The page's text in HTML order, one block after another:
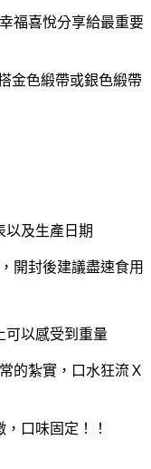
福喜悅分享給最重要
金色緞帶或銀色緞帶
以及生產日期
開封後建議盡速食用
可以感受到重量
的紮實，口水狂流Ｘ
口味固定！！